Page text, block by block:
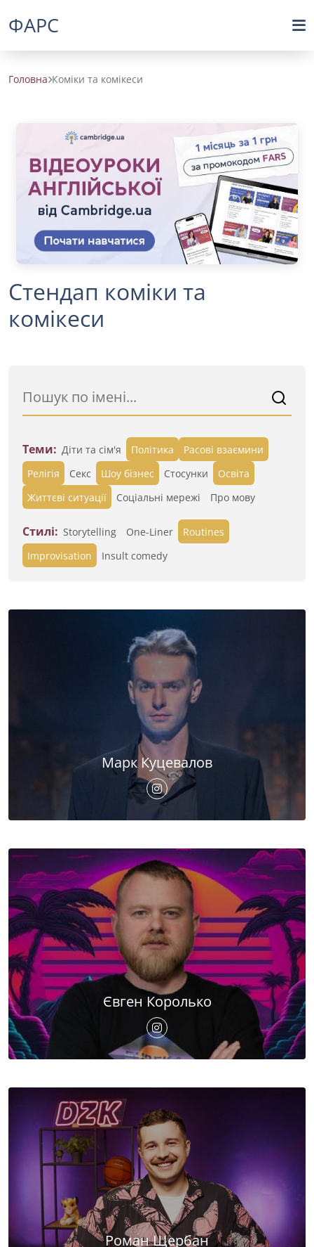
ФАРС
Головна Коміки та комікеси
Стендап коміки та
комікеси
Теми: Діти та сім'я Політика
Расові взаємини
Релігія
Секс Шоу бізнес Стосунки
Освіта
Життєві ситуації
Cоціальні мережі Про мову
Стилі: Storytelling One-Liner
Routines
Improvisation
Insult comedy
Марк Куцевалов
Євген Королько
Роман Щербан